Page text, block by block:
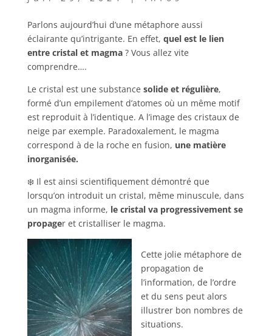
Parlons aujourd’hui d’une métaphore aussi
éclairante qu’intrigante. En effet, quel est le lien
entre cristal et magma? Vous allez vite
comprendre….
Le cristal est une substance solide et régulière,
formé d’un empilement d’atomes où un même motif
est reproduit à l’identique. A l’image des cristaux de
neige par exemple. Paradoxalement, le magma
correspond à de la roche en fusion, une matière
inorganisée.
❄️ Il est ainsi scientifiquement démontré que
lorsqu’on introduit un cristal, même minuscule, dans
un magma informe, le cristal va progressivement se
propager et cristalliser le magma.
Cette jolie métaphore de
propagation de
l’information, de l’ordre
et du sens peut alors
illustrer bon nombres de
situations.